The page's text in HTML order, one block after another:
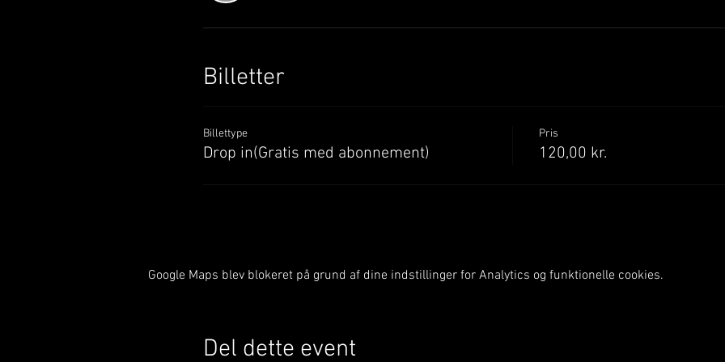
Billetter
Billettype
Drop in(Gratis med abonnement)
Pris
120,00 kr.
Google Maps blev blokeret på grund af dine indstillinger for Analytics og funktionelle cookies.
Del dette event